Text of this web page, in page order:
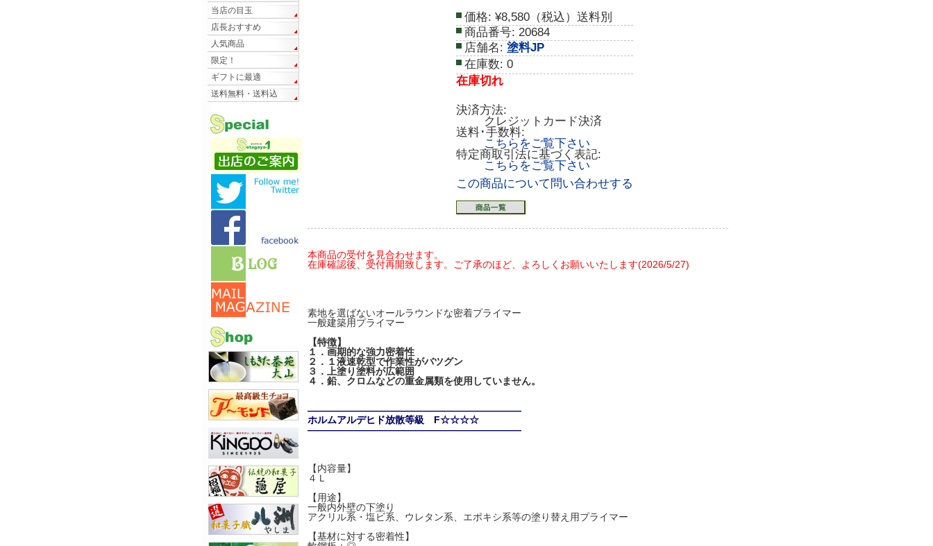
価格: ¥8,580（税込）送料別
商品番号: 20684
店舗名: 塗料JP
在庫数: 0
在庫切れ
決済方法:
クレジットカード決済
送料･手数料:
こちらをご覧下さい
特定商取引法に基づく表記:
こちらをご覧下さい
この商品について問い合わせする
本商品の受付を見合わせます。
在庫確認後、受付再開致します。ご了承のほど、よろしくお願いいたします(2026/5/27)
素地を選ばないオールラウンドな密着プライマー
一般建築用プライマー
【特徴】
１．画期的な強力密着性
２．１液速乾型で作業性がバツグン
３．上塗り塗料が広範囲
４．鉛、クロムなどの重金属類を使用していません。
――――――――――――――――――――――
ホルムアルデヒド放散等級 F☆☆☆☆
――――――――――――――――――――――
【内容量】
４Ｌ
【用途】
一般内外壁の下塗り
アクリル系・塩ビ系、ウレタン系、エポキシ系等の塗り替え用プライマー
【基材に対する密着性】
当店の目玉
店長おすすめ
人気商品
限定！
ギフトに最適
送料無料・送料込